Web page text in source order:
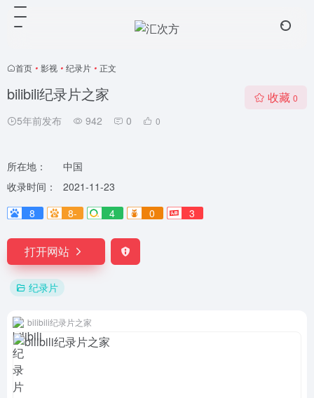
首页 • 影视 • 纪录片 • 正文
bilibili纪录片之家
5年前发布 942 0 0
收藏 0
所在地：
中国
收录时间：
2021-11-23
8
8- 4 0 3
打开网站
纪录片
bilibili纪录片之家